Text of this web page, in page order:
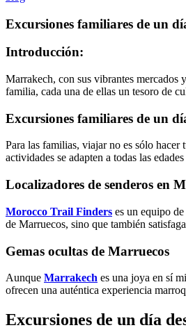
Excursiones familiares de un
Introducción:
Marrakech, con sus vibrantes mercados
familia, cada una de ellas un tesoro de
Excursiones familiares de un
Para las familias, viajar no es sólo
actividades se adapten a todas las
Localizadores de senderos en
Morocco Trail Finders es un equipo
de Marruecos, sino que también
Gemas ocultas de Marruecos
Aunque Marrakech es una joya en sí
ofrecen una auténtica experiencia
Excursiones de un día